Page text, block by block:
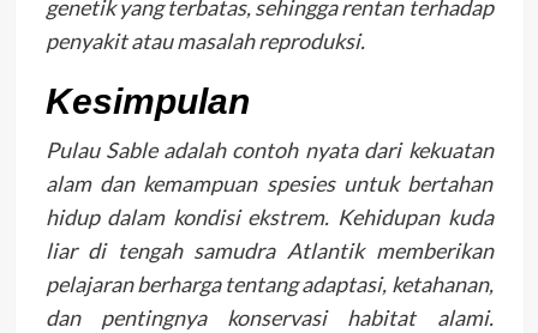
genetik yang terbatas, sehingga rentan terhadap
penyakit atau masalah reproduksi.
Kesimpulan
Pulau Sable adalah contoh nyata dari kekuatan
alam dan kemampuan spesies untuk bertahan
hidup dalam kondisi ekstrem. Kehidupan kuda
liar di tengah samudra Atlantik memberikan
pelajaran berharga tentang adaptasi, ketahanan,
dan pentingnya konservasi habitat alami.